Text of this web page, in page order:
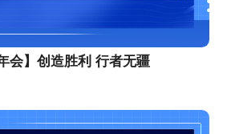
会】创造胜利 行者无疆